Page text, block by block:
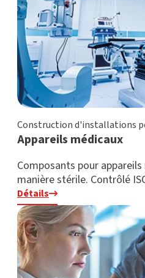
Construction d'installations
Appareils médicaux
Composants pour
manière stérile. Contrôlé
Détails